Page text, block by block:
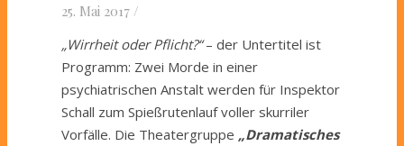
25. Mai 2017 /
„Wirrheit oder Pflicht?“– der Untertitel ist
Programm: Zwei Morde in einer
psychiatrischen Anstalt werden für Inspektor
Schall zum Spießrutenlauf voller skurriler
Vorfälle. Die Theatergruppe „Dramatisches